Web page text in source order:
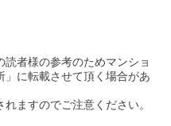
者様の参考のためマンショ
」に転載させて頂く場合があ
ますのでご注意ください。